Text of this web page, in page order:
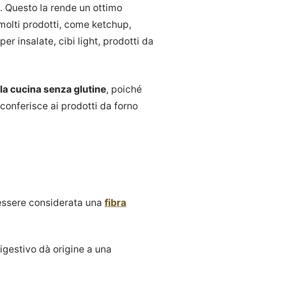
. Questo la rende un ottimo
prodotti, come ketchup,
insalate, cibi light, prodotti da
cucina senza glutine, poiché
ai prodotti da forno
considerata una fibra
dà origine a una